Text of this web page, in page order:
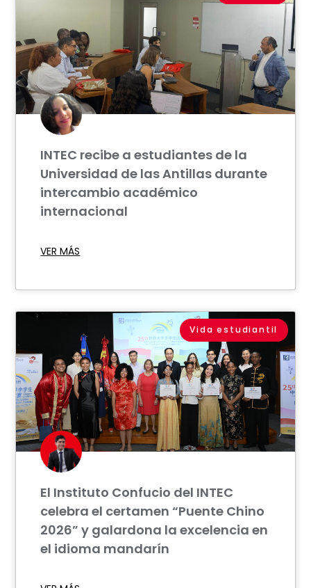
INTEC recibe a estudiantes de la
Universidad de las Antillas durante
intercambio académico
internacional
VER MÁS
Vida estudiantil
El Instituto Confucio del INTEC
celebra el certamen “Puente Chino
2026” y galardona la excelencia en
el idioma mandarín